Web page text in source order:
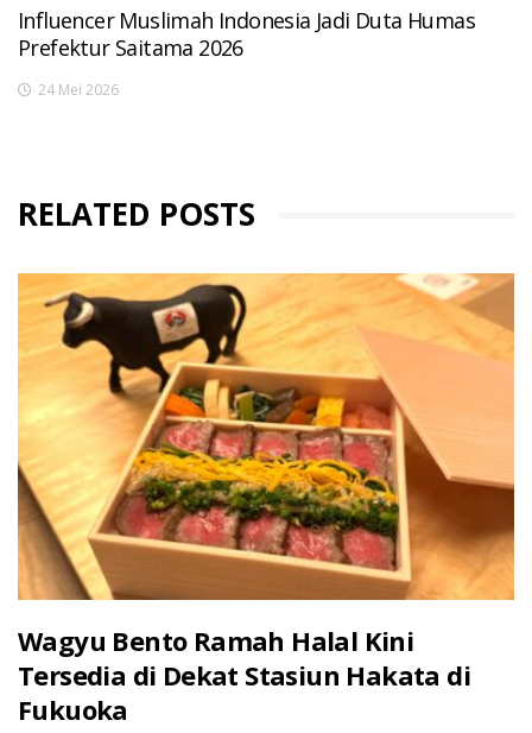
Influencer Muslimah Indonesia Jadi Duta Humas
Prefektur Saitama 2026
24 Mei 2026
RELATED POSTS
Wagyu Bento Ramah Halal Kini
Tersedia di Dekat Stasiun Hakata di
Fukuoka